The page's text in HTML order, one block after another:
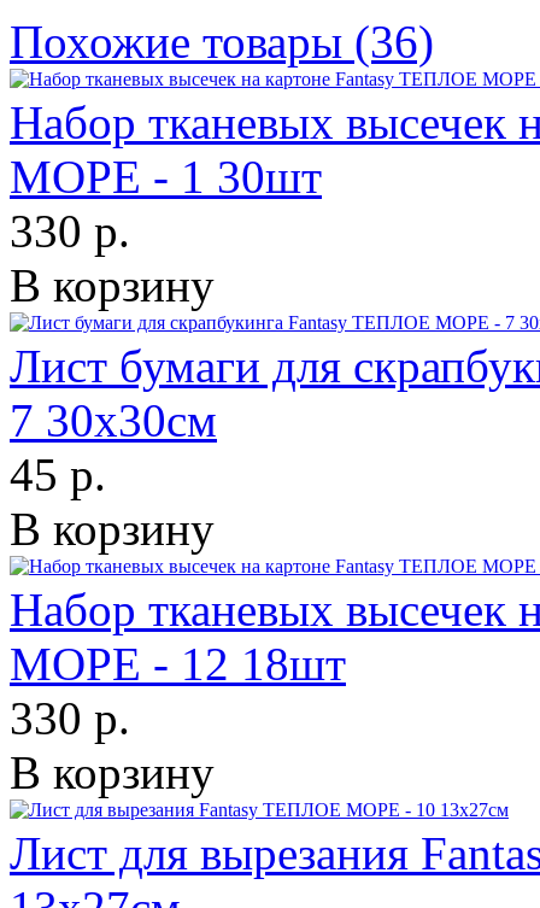
Похожие товары (36)
Набор тканевых
МОРЕ - 1 30шт
330 р.
В корзину
Лист бумаги для
7 30х30см
45 р.
В корзину
Набор тканевых
МОРЕ - 12 18шт
330 р.
В корзину
Лист для вырезания